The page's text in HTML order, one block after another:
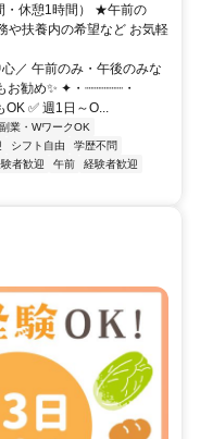
・休憩1時間） ★午前の
扶養内の希望など お気軽
／ 午前のみ・午後のみな
勧め✨ ✦・┈┈┈┈┈・
✅ 週1日～O...
副業・WワークOK
シフト自由
学歴不問
者歓迎 午前
経験者歓迎